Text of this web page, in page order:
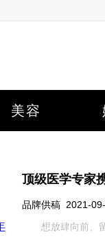
美容
顶级医学专家
品牌供稿 2021-
想放肆向前、留